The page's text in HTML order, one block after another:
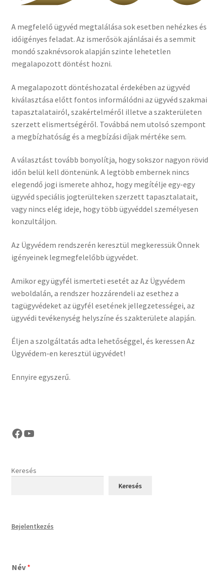
A megfelelő ügyvéd megtalálása sok esetben nehézkes és
időigényes feladat. Az ismerősök ajánlásai és a semmit
mondó szaknévsorok alapján szinte lehetetlen
megalapozott döntést hozni.
A megalapozott döntéshozatal érdekében az ügyvéd
kiválasztása előtt fontos informálódni az ügyvéd szakmai
tapasztalatairól, szakértelméről illetve a szakterületen
szerzett elismertségéről. Továbbá nem utolsó szempont
a megbízhatóság és a megbízási díjak mértéke sem.
A választást tovább bonyolítja, hogy sokszor nagyon rövid
időn belül kell döntenünk. A legtöbb embernek nincs
elegendő jogi ismerete ahhoz, hogy megítélje egy-egy
ügyvéd speciális jogterülteken szerzett tapasztalatait,
vagy nincs elég ideje, hogy több ügyvéddel személyesen
konzultáljon.
Az Ügyvédem rendszerén keresztül megkeressük Önnek
igényeinek legmegfelelőbb ügyvédet.
Amikor egy ügyfél ismerteti esetét az Az Ügyvédem
weboldalán, a rendszer hozzárendeli az esethez a
tagügyvédeket az ügyfél esetének jellegzetességei, az
ügyvédi tevékenység helyszíne és szakterülete alapján.
Éljen a szolgáltatás adta lehetőséggel, és keressen Az
Ügyvédem-en keresztül ügyvédet!
Ennyire egyszerű.
Facebook
YouTube
Keresés
Keresés
Bejelentkezés
Név *